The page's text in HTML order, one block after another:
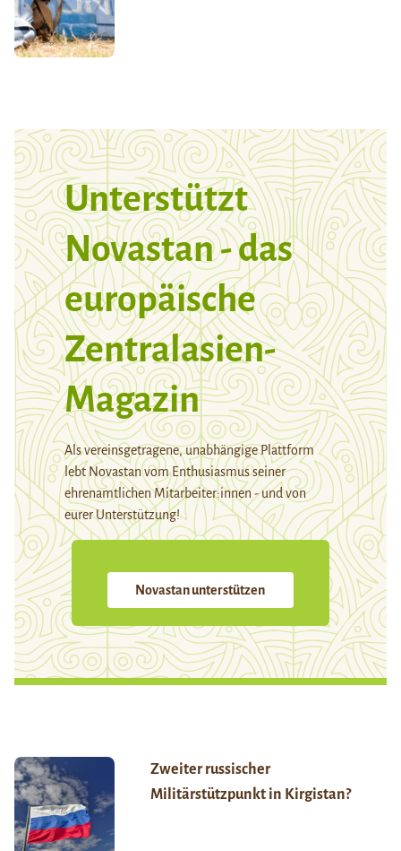
Unterstützt
Novastan - das
europäische
Zentralasien-
Magazin
Als vereinsgetragene, unabhängige Plattform
lebt Novastan vom Enthusiasmus seiner
ehrenamtlichen Mitarbeiter:innen - und von
eurer Unterstützung!
Novastan unterstützen
Zweiter russischer
Militärstützpunkt in Kirgistan?